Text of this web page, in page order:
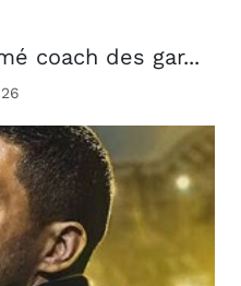
coach des gar...